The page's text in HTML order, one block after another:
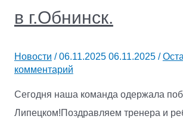
в г.Обнинск.
Новости /06.11.202506.11.2025/
комментарий
Сегодня наша команда одержала
Липецком!Поздравляем тренера и